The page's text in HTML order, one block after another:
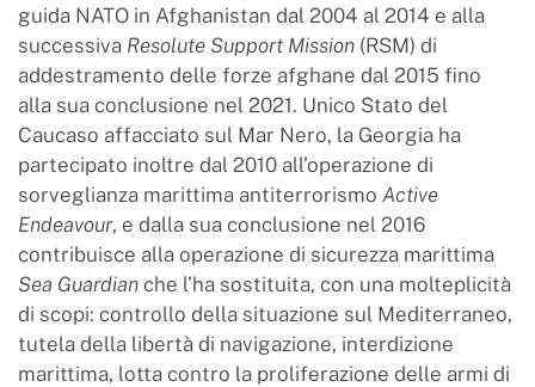
guida NATO in Afghanistan dal 2004 al 2014 e alla
successiva Resolute Support Mission (RSM) di
addestramento delle forze afghane dal 2015 fino
alla sua conclusione nel 2021. Unico Stato del
Caucaso affacciato sul Mar Nero, la Georgia ha
partecipato inoltre dal 2010 all’operazione di
sorveglianza marittima antiterrorismo Active
Endeavour, e dalla sua conclusione nel 2016
contribuisce alla operazione di sicurezza marittima
Sea Guardian che l’ha sostituita, con una molteplicità
di scopi: controllo della situazione sul Mediterraneo,
tutela della libertà di navigazione, interdizione
marittima, lotta contro la proliferazione delle armi di